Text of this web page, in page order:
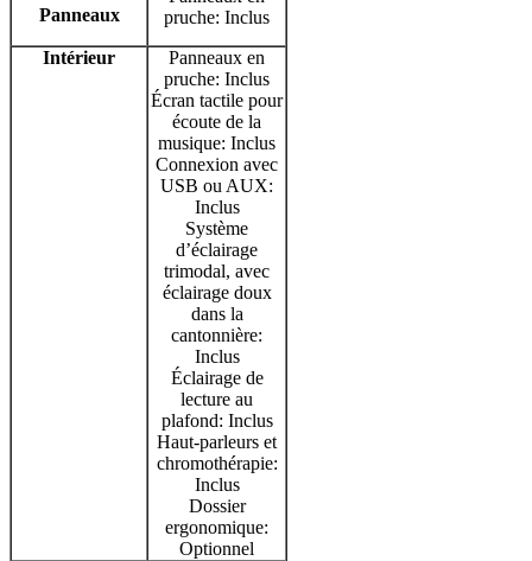
Panneaux
pruche: Inclus
Intérieur
Panneaux en
pruche: Inclus
Écran tactile pour
écoute de la
musique: Inclus
Connexion avec
USB ou AUX:
Inclus
Système
d’éclairage
trimodal, avec
éclairage doux
dans la
cantonnière:
Inclus
Éclairage de
lecture au
plafond: Inclus
Haut-parleurs et
chromothérapie:
Inclus
Dossier
ergonomique:
Optionnel